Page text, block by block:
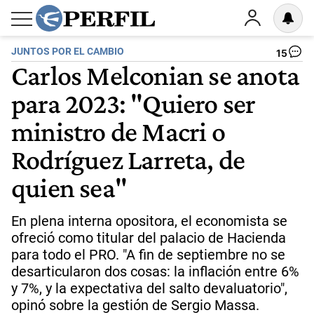
JUNTOS POR EL CAMBIO 15
Carlos Melconian se anota
para 2023: "Quiero ser
ministro de Macri o
Rodríguez Larreta, de
quien sea"
En plena interna opositora, el economista se
ofreció como titular del palacio de Hacienda
para todo el PRO. "A fin de septiembre no se
desarticularon dos cosas: la inflación entre 6%
y 7%, y la expectativa del salto devaluatorio",
opinó sobre la gestión de Sergio Massa.